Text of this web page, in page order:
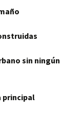
sin ningún
principal